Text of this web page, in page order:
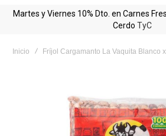
Martes y Viernes 10% Dto. en Carnes
Cerdo TyC
Inicio Fríjol Cargamanto La Vaquita Blanco